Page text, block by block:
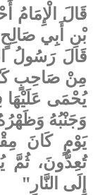
قَالَ الْإِمَامُ
بْنِ أَبِي
قَالَ رَسُولُ
مِنْ صَاحِبٍ
يُحْمَى عَلَيْهَا
وَجَنْبُهُ
يَوْمٍ كَانَ
تُعِدُّونَ، ثُمَّ
إِلَى النَّارِ"